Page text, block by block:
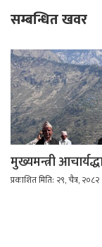
सम्बन्धित खवर
मुख्यमन्त्री
प्रकाशित मिति: २९, चैत्र, २०८२